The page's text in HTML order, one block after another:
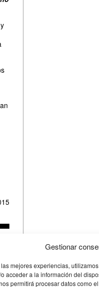
Gestionar
mejores experiencias,
acceder a la información del
permitirá procesar datos como